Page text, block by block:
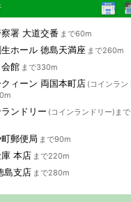
署 大道交番 まで60m
ホール 徳島天満座 まで260m
館 まで330m
ィーン 両国本町店 (コインラン
ンドリー (コインランドリー)まで
郵便局 まで90m
本店 まで220m
島支店 まで280m